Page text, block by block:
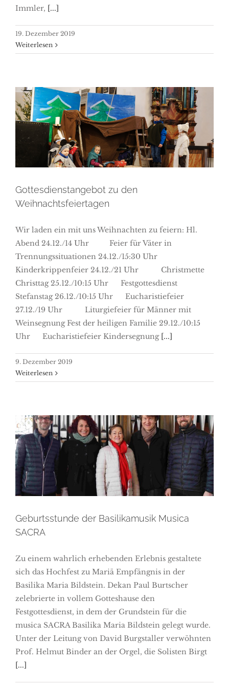
Immler, [...]
19. Dezember 2019
Weiterlesen
Gottesdienstangebot zu den
Weihnachtsfeiertagen
Gottesdienstangebot zu den
Weihnachtsfeiertagen
Wir laden ein mit uns Weihnachten zu feiern: Hl.
Abend 24.12./14 Uhr Feier für Väter in
Trennungssituationen 24.12./15:30 Uhr
Kinderkrippenfeier 24.12./21 Uhr Christmette
Christtag 25.12./10:15 Uhr Festgottesdienst
Stefanstag 26.12./10:15 Uhr Eucharistiefeier
27.12./19 Uhr Liturgiefeier für Männer mit
Weinsegnung Fest der heiligen Familie 29.12./10:15
Uhr Eucharistiefeier Kindersegnung [...]
9. Dezember 2019
Weiterlesen
Geburtsstunde der
Basilikamusik Musica SACRA
Geburtsstunde der Basilikamusik Musica
SACRA
Zu einem wahrlich erhebenden Erlebnis gestaltete
sich das Hochfest zu Mariä Empfängnis in der
Basilika Maria Bildstein. Dekan Paul Burtscher
zelebrierte in vollem Gotteshause den
Festgottesdienst, in dem der Grundstein für die
musica SACRA Basilika Maria Bildstein gelegt wurde.
Unter der Leitung von David Burgstaller verwöhnten
Prof. Helmut Binder an der Orgel, die Solisten Birgt
[...]